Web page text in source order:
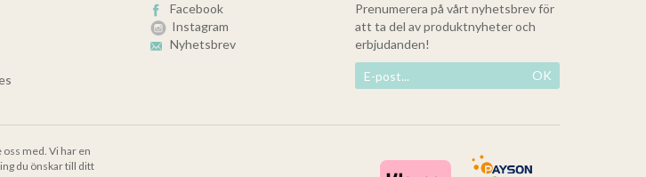
Facebook
Instagram
Nyhetsbrev
Prenumerera på vårt nyhetsbrev för
att ta del av produktnyheter och
erbjudanden!
OK
med. Vi har en
du önskar till ditt